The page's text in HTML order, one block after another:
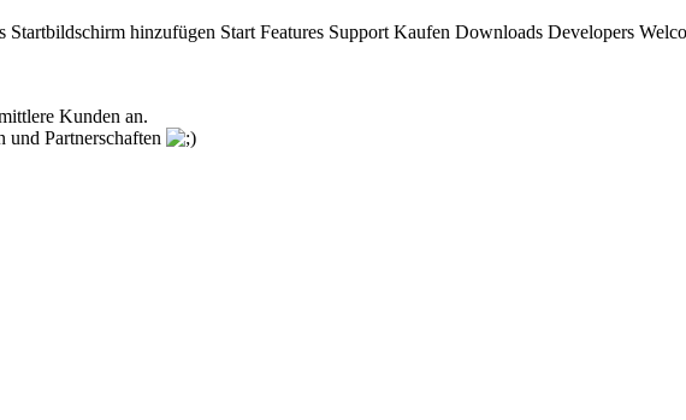
Startbildschirm hinzufügen Start Features Support Kaufen Downloads Developers
Kunden an.
Partnerschaften